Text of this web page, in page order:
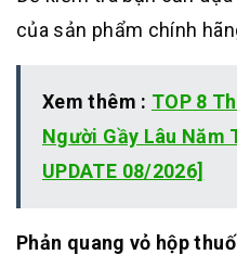
của sản phẩm chính
Xem thêm : TOP 8
Người Gầy Lâu Năm
UPDATE 08/2026]
Phản quang vỏ hộp